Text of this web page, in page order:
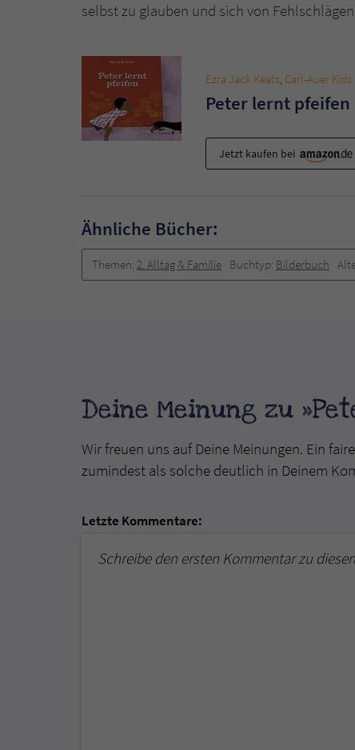
selbst zu glauben und sich von
Ezra Jack Keats, Carl-Auer Kids
Peter lernt pfeifen
Jetzt kaufen bei
Ähnliche Bücher:
Themen: 2. Alltag & Familie Buchtyp: Bilderbuch
Deine Meinung zu
Wir freuen uns auf Deine Meinungen. Ein
zumindest als solche deutlich in Deinem
Letzte Kommentare:
Schreibe den ersten Kommentar zu